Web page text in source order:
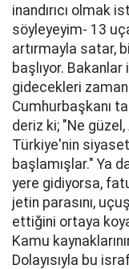
inandırıcı olmak
söyleyeyim- 13
artırmayla satar,
başlıyor.
gidecekleri
Cumhurbaşkanı
deriz ki; "Ne
Türkiye'nin
başlamışlar." Ya
yere gidiyorsa,
jetin parasını,
ettiğini ortaya
Kamu
Dolayısıyla bu